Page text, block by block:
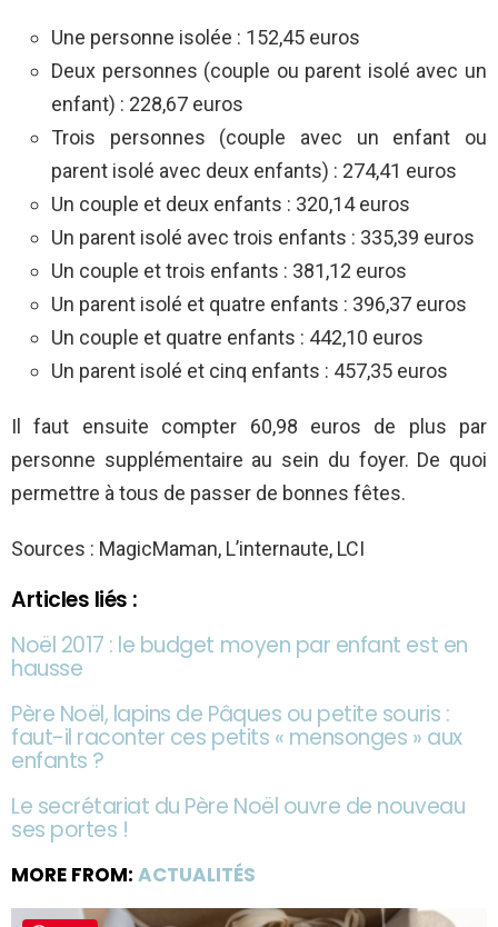
Une personne isolée : 152,45 euros
Deux personnes (couple ou parent isolé avec un
enfant) : 228,67 euros
Trois personnes (couple avec un enfant ou
parent isolé avec deux enfants) : 274,41 euros
Un couple et deux enfants : 320,14 euros
Un parent isolé avec trois enfants : 335,39 euros
Un couple et trois enfants : 381,12 euros
Un parent isolé et quatre enfants : 396,37 euros
Un couple et quatre enfants : 442,10 euros
Un parent isolé et cinq enfants : 457,35 euros
Il faut ensuite compter 60,98 euros de plus par
personne supplémentaire au sein du foyer. De quoi
permettre à tous de passer de bonnes fêtes.
Sources : MagicMaman, L’internaute, LCI
Articles liés :
Noël 2017 : le budget moyen par enfant est en
hausse
Père Noël, lapins de Pâques ou petite souris :
faut-il raconter ces petits « mensonges » aux
enfants ?
Le secrétariat du Père Noël ouvre de nouveau
ses portes !
MORE FROM: ACTUALITÉS